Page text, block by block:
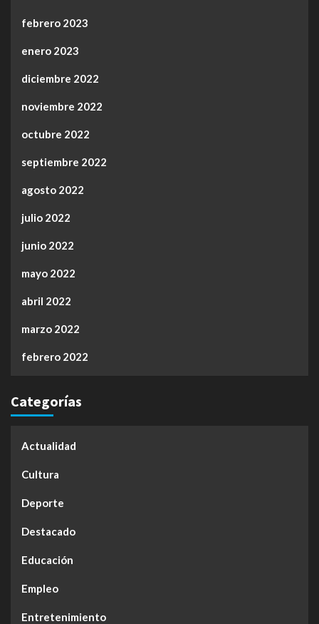
febrero 2023
enero 2023
diciembre 2022
noviembre 2022
octubre 2022
septiembre 2022
agosto 2022
julio 2022
junio 2022
mayo 2022
abril 2022
marzo 2022
febrero 2022
Categorías
Actualidad
Cultura
Deporte
Destacado
Educación
Empleo
Entretenimiento